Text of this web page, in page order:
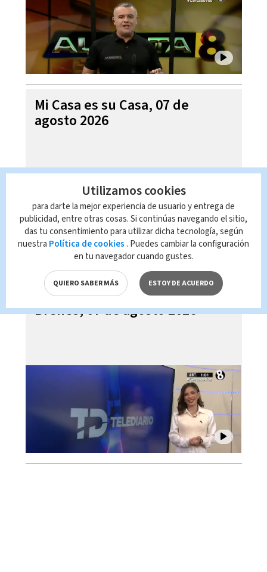
Mi Casa es su Casa, 07 de
agosto 2026
Telediario En Directo con Paula
Brenes, 07 de agosto 2026
Utilizamos cookies
para darte la mejor experiencia de usuario y entrega de
publicidad, entre otras cosas. Si continúas navegando el sitio,
das tu consentimiento para utilizar dicha tecnología, según
nuestra Política de cookies . Puedes cambiar la configuración
en tu navegador cuando gustes.
QUIERO SABER MÁS ESTOY DE ACUERDO